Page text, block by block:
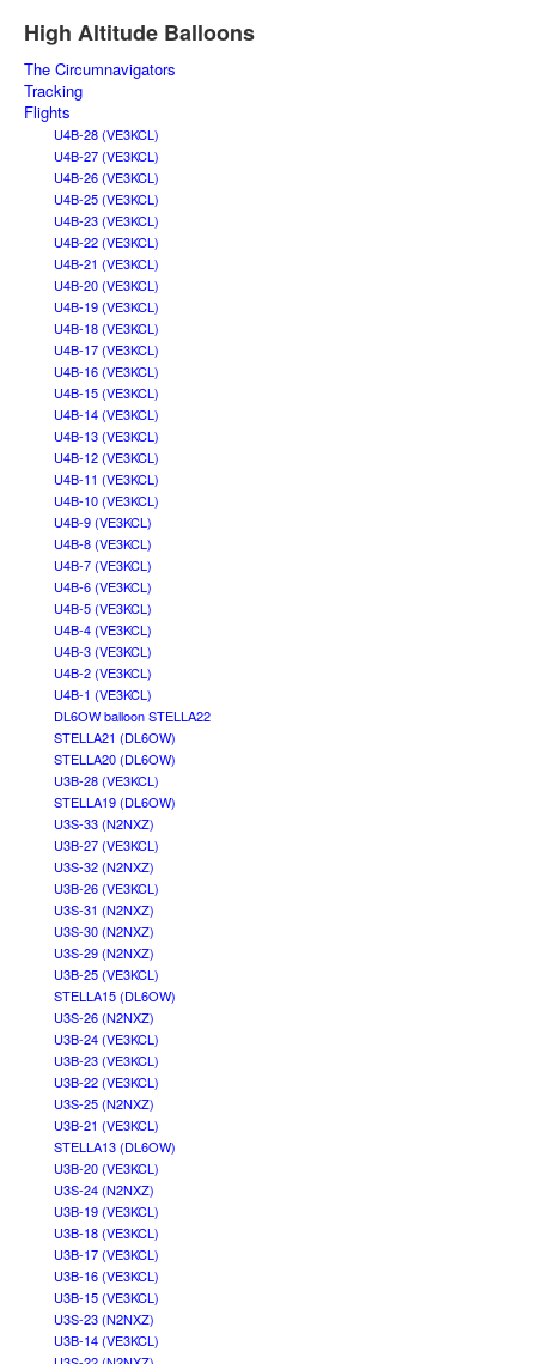
High Altitude Balloons
The Circumnavigators
Tracking
Flights
U4B-28 (VE3KCL)
U4B-27 (VE3KCL)
U4B-26 (VE3KCL)
U4B-25 (VE3KCL)
U4B-23 (VE3KCL)
U4B-22 (VE3KCL)
U4B-21 (VE3KCL)
U4B-20 (VE3KCL)
U4B-19 (VE3KCL)
U4B-18 (VE3KCL)
U4B-17 (VE3KCL)
U4B-16 (VE3KCL)
U4B-15 (VE3KCL)
U4B-14 (VE3KCL)
U4B-13 (VE3KCL)
U4B-12 (VE3KCL)
U4B-11 (VE3KCL)
U4B-10 (VE3KCL)
U4B-9 (VE3KCL)
U4B-8 (VE3KCL)
U4B-7 (VE3KCL)
U4B-6 (VE3KCL)
U4B-5 (VE3KCL)
U4B-4 (VE3KCL)
U4B-3 (VE3KCL)
U4B-2 (VE3KCL)
U4B-1 (VE3KCL)
DL6OW balloon STELLA22
STELLA21 (DL6OW)
STELLA20 (DL6OW)
U3B-28 (VE3KCL)
STELLA19 (DL6OW)
U3S-33 (N2NXZ)
U3B-27 (VE3KCL)
U3S-32 (N2NXZ)
U3B-26 (VE3KCL)
U3S-31 (N2NXZ)
U3S-30 (N2NXZ)
U3S-29 (N2NXZ)
U3B-25 (VE3KCL)
STELLA15 (DL6OW)
U3S-26 (N2NXZ)
U3B-24 (VE3KCL)
U3B-23 (VE3KCL)
U3B-22 (VE3KCL)
U3S-25 (N2NXZ)
U3B-21 (VE3KCL)
STELLA13 (DL6OW)
U3B-20 (VE3KCL)
U3S-24 (N2NXZ)
U3B-19 (VE3KCL)
U3B-18 (VE3KCL)
U3B-17 (VE3KCL)
U3B-16 (VE3KCL)
U3B-15 (VE3KCL)
U3S-23 (N2NXZ)
U3B-14 (VE3KCL)